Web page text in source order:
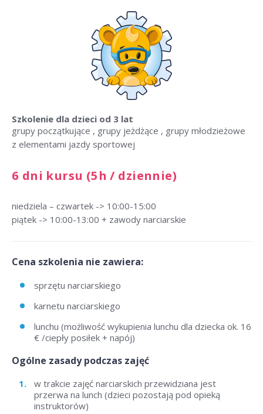
Szkolenie dla dzieci od 3 lat
grupy początkujące , grupy jeżdżące , grupy młodzieżowe
z elementami jazdy sportowej
6 dni kursu (5h / dziennie)
niedziela – czwartek -> 10:00-15:00
piątek -> 10:00-13:00 + zawody narciarskie
Cena szkolenia nie zawiera:
sprzętu narciarskiego
karnetu narciarskiego
lunchu (możliwość wykupienia lunchu dla dziecka ok. 16
€ /ciepły posiłek + napój)
Ogólne zasady podczas zajęć
w trakcie zajęć narciarskich przewidziana jest
przerwa na lunch (dzieci pozostają pod opieką
instruktorów)